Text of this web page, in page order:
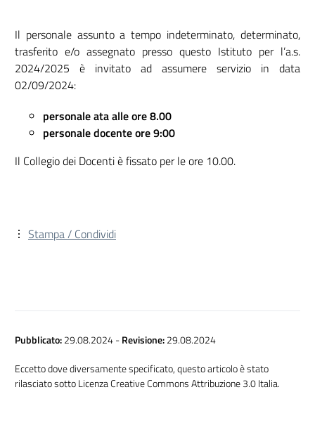
Il personale assunto a tempo indeterminato, determinato,
trasferito e/o assegnato presso questo Istituto per l’a.s.
2024/2025 è invitato ad assumere servizio in data
02/09/2024:
personale ata alle ore 8.00
personale docente ore 9:00
Il Collegio dei Docenti è fissato per le ore 10.00.
Stampa / Condividi
Pubblicato:29.08.2024-Revisione:29.08.2024
Eccetto dove diversamente specificato, questo articolo è stato
rilasciato sotto Licenza Creative Commons Attribuzione 3.0 Italia.